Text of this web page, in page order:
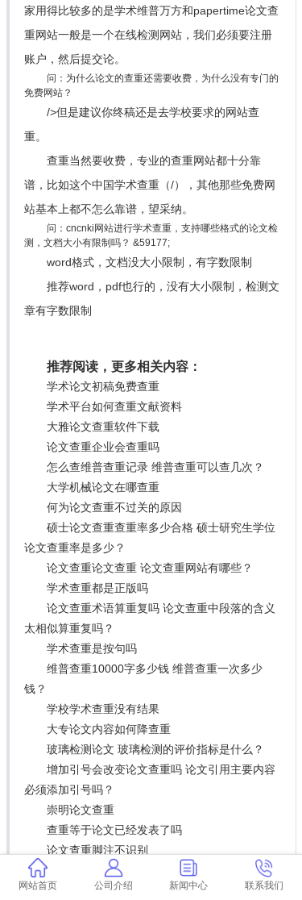
家用得比较多的是学术维普万方和papertime论文查
重网站一般是一个在线检测网站，我们必须要注册
账户，然后提交论。
问：为什么论文的查重还需要收费，为什么没有专门的
免费网站？
/>但是建议你终稿还是去学校要求的网站查
重。
查重当然要收费，专业的查重网站都十分靠
谱，比如这个中国学术查重（/），其他那些免费网
站基本上都不怎么靠谱，望采纳。
问：cncnki网站进行学术查重，支持哪些格式的论文检
测，文档大小有限制吗？ &59177;
word格式，文档没大小限制，有字数限制
推荐word，pdf也行的，没有大小限制，检测文
章有字数限制
推荐阅读，更多相关内容：
学术论文初稿免费查重
学术平台如何查重文献资料
大雅论文查重软件下载
论文查重企业会查重吗
怎么查维普查重记录 维普查重可以查几次？
大学机械论文在哪查重
何为论文查重不过关的原因
硕士论文查重查重率多少合格 硕士研究生学位
论文查重率是多少？
论文查重论文查重 论文查重网站有哪些？
学术查重都是正版吗
论文查重术语算重复吗 论文查重中段落的含义
太相似算重复吗？
学术查重是按句吗
维普查重10000字多少钱 维普查重一次多少
钱？
学校学术查重没有结果
大专论文内容如何降查重
玻璃检测论文 玻璃检测的评价指标是什么？
增加引号会改变论文查重吗 论文引用主要内容
必须添加引号吗？
崇明论文查重
查重等于论文已经发表了吗
论文查重脚注不识别
学术PDFdoc查重
博士论文的“原创”原则是什么？
网站首页 公司介绍 新闻中心 联系我们